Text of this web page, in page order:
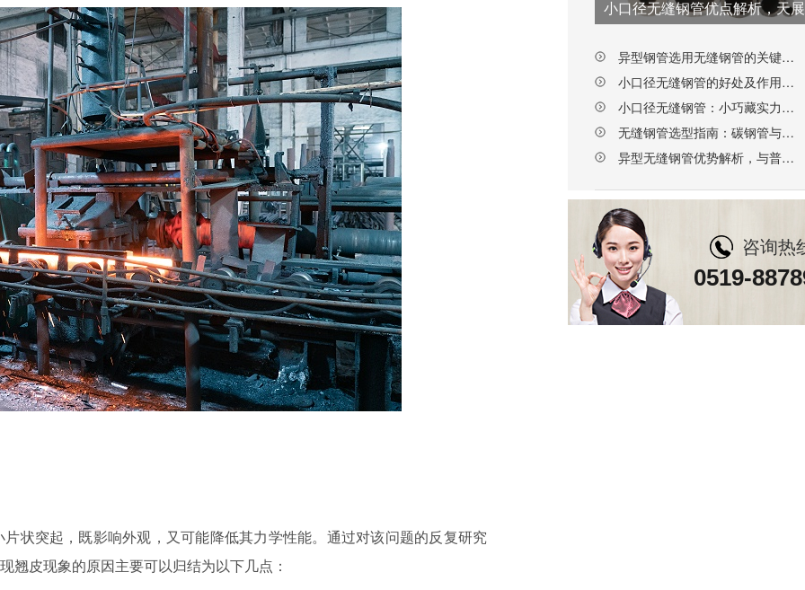
状突起，既影响外观，又可能降低其力学性能。通过对该问题的反复研究
翘皮现象的原因主要可以归结为以下几点：
异型钢管选用无缝钢管的关键要点，选对厂家更省心
小口径无缝钢管的好处及作用，天展钢管赋能多行业升级
小口径无缝钢管：小巧藏实力，这些核心优势不可替代
无缝钢管选型指南：碳钢管与合金钢管的区别及科学选择
异型无缝钢管优势解析，与普通钢管的核心差异
咨询热
0519-